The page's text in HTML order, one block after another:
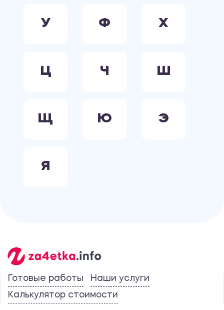
У Ф Х
Ц Ч Ш
Щ Ю Э
Я
Готовые работы
Наши услуги
Калькулятор стоимости